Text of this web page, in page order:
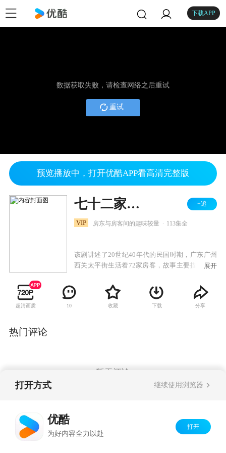
下载APP
数据获取失败，请检查网络之后重试
重试
预览播放中，打开优酷APP看高清完整版
七十二家房客 第三部 +追
VIP 房东与房客间的趣味较量 113集全
该剧讲述了20世纪40年代的民国时期，广东广州
西关太平街生活着72家房客，故事主要描述房东
展开
超清画质 10 收藏 下载 分享
热门评论
暂无评论
打开方式 继续使用浏览器
优酷
为好内容全力以赴
打开